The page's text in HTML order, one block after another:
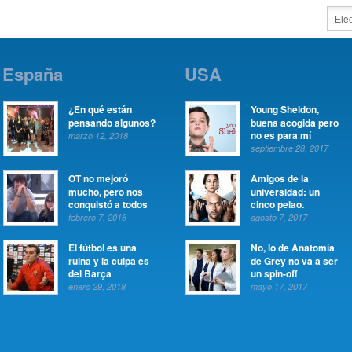
España
¿En qué están
pensando algunos?
marzo 12, 2018
OT no mejoró
mucho, pero nos
conquistó a todos
febrero 7, 2018
El fútbol es una
ruina y la culpa es
del Barça
enero 29, 2018
USA
Young Sheldon,
buena acogida pero
no es para mí
septiembre 28, 2017
Amigos de la
universidad: un
cinco pelao.
agosto 7, 2017
No, lo de Anatomía
de Grey no va a ser
un spin-off
mayo 17, 2017